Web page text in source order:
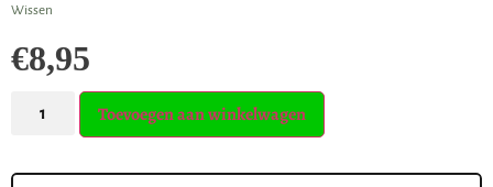
Wissen
€8,95
Toevoegen aan winkelwagen